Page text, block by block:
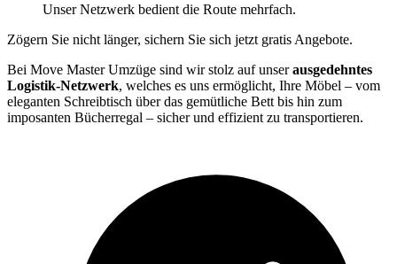
Unser Netzwerk bedient die Route mehrfach.
Zögern Sie nicht länger, sichern Sie sich jetzt gratis Angebote.
Bei Move Master Umzüge sind wir stolz auf unserausgedehntes
Logistik-Netzwerk, welches es uns ermöglicht, Ihre Möbel – vom
eleganten Schreibtisch über das gemütliche Bett bis hin zum
imposanten Bücherregal – sicher und effizient zu transportieren.